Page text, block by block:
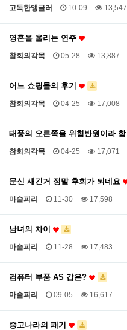
고독한앵글러 10-09 13,547
영혼을 울리는 연주
참회의각목 05-28 13,887
어느 쇼핑몰의 후기
참회의각목 04-25 17,008
태풍의 오른쪽을 위험반원이라 함
참회의각목 04-25 17,071
문신 새긴거 정말 후회가 되네요
마술피리 11-30 17,598
남녀의 차이
마술피리 11-28 17,483
컴퓨터 부품 AS 갑은?
마술피리 09-05 16,617
중고나라의 패기